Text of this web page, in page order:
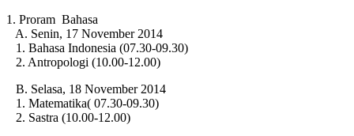
1. Proram Bahasa
A. Senin, 17 November 2014
1. Bahasa Indonesia (07.30-09.30)
2. Antropologi (10.00-12.00)
B. Selasa, 18 November 2014
1. Matematika( 07.30-09.30)
2. Sastra (10.00-12.00)